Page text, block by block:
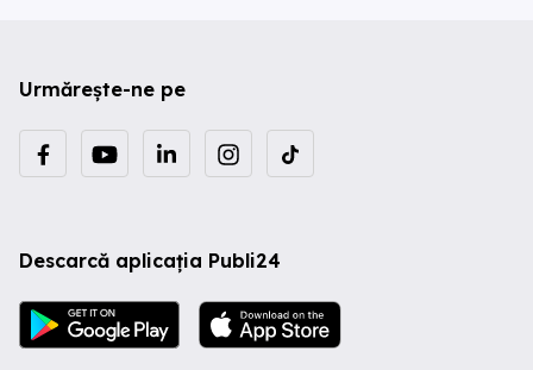
Urmărește-ne pe
Descarcă aplicația Publi24